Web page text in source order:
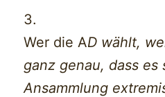
3.
Wer die AD wählt,
ganz genau, dass es
Ansammlung